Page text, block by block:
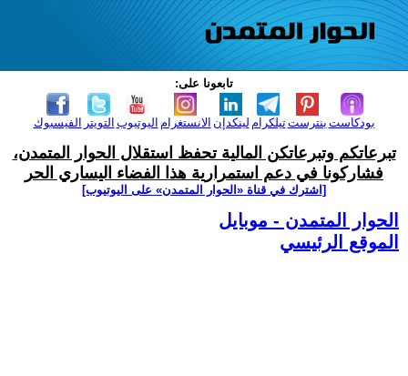
تابعونا على:
الفيسبوك التويتر اليوتيوب الانستغرام لينكدإن تيلكرامبنترست بودكاست
تبرعاتكم وتبرعاتكن المالية تحفظ استقلال الحوار المتمدن،
فشاركونا في دعم استمرارية هذا الفضاء اليساري الحر
[اشترك في قناة ‫«الحوار المتمدن» على اليوتيوب]
الحوار المتمدن - موبايل
الموقع الرئيسي